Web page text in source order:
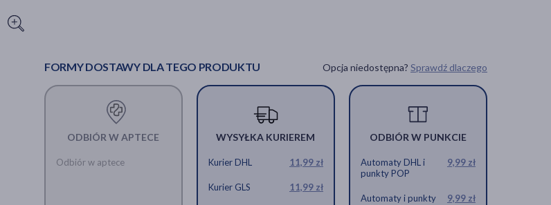
FORMY DOSTAWY DLA TEGO PRODUKTU Opcja niedostępna? Sprawdź dlaczego
ODBIÓR W APTECE
Odbiór w aptece
WYSYŁKA KURIEREM
Kurier DHL 11,99 zł
Kurier GLS 11,99 zł
ODBIÓR W PUNKCIE
Automaty DHL i
punkty POP
9,99 zł
Automaty i punkty
9,99 zł